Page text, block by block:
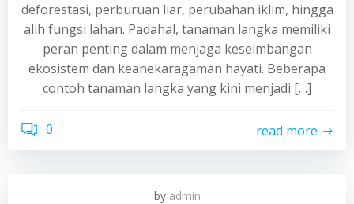
deforestasi, perburuan liar, perubahan iklim, hingga
alih fungsi lahan. Padahal, tanaman langka memiliki
peran penting dalam menjaga keseimbangan
ekosistem dan keanekaragaman hayati. Beberapa
contoh tanaman langka yang kini menjadi […]
0 read more
by admin